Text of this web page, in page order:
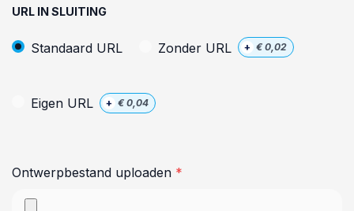
URL IN SLUITING
Standaard URL Zonder URL + € 0,02
Eigen URL + € 0,04
Ontwerpbestand uploaden *